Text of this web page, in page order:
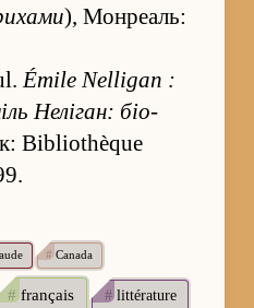
), Монреаль:
Émile Nelligan :
Неліган: біо­
Bibliothèque
#Canada
#français #littérature